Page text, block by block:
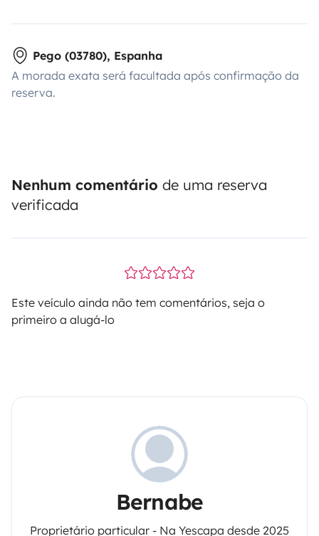
Pego (03780), Espanha
A morada exata será facultada após confirmação da
reserva.
Nenhum comentário de uma reserva
verificada
Este veículo ainda não tem comentários, seja o
primeiro a alugá-lo
Bernabe
Proprietário particular - Na Yescapa desde 2025